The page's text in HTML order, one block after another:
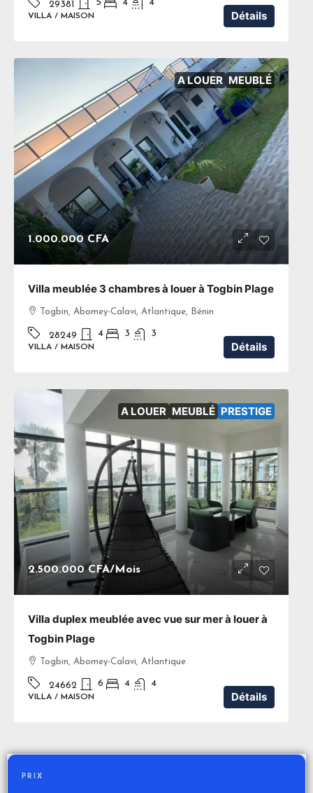
29381 5 4 4
VILLA / MAISON Détails
A LOUER MEUBLÉ
1.000.000 CFA
Villa meublée 3 chambres à louer à Togbin Plage
Togbin, Abomey-Calavi, Atlantique, Bénin
28249 4 3 3
VILLA / MAISON Détails
A LOUER MEUBLÉ PRESTIGE
2.500.000 CFA/Mois
Villa duplex meublée avec vue sur mer à louer à
Togbin Plage
Togbin, Abomey-Calavi, Atlantique
24662 6 4 4
VILLA / MAISON Détails
PRIX